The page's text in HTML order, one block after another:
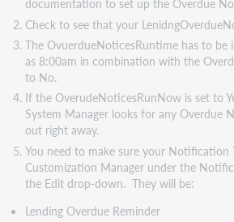
documentation to set up the Overdue
Check to see that your
The OvuerdueNoticesRuntime has to be
as 8:00am in combination with the
to No.
If the OverudeNoticesRunNow is set to
System Manager looks for any Overdue
out right away.
You need to make sure your Notification
Customization Manager under the
the Edit drop-down. They will be:
Lending Overdue Reminder